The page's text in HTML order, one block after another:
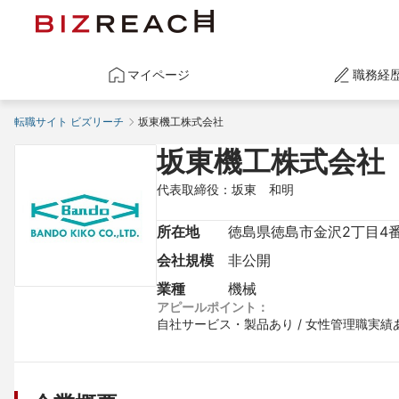
マイページ 職務経
転職サイト ビズリーチ 坂東機工株式会社
坂東機工株式会社
代表取締役：坂東　和明
所在地
徳島県徳島市金沢2丁目4
会社規模
非公開
業種
機械
アピールポイント：
自社サービス・製品あり / 女性管理職実